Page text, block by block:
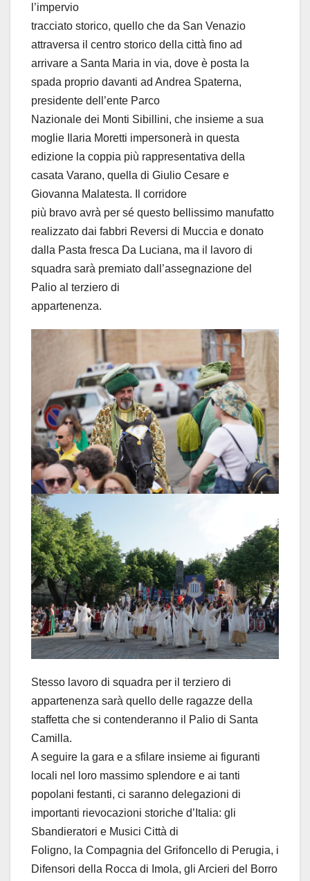
l’impervio
tracciato storico, quello che da San Venazio
attraversa il centro storico della città fino ad
arrivare a Santa Maria in via, dove è posta la
spada proprio davanti ad Andrea Spaterna,
presidente dell’ente Parco
Nazionale dei Monti Sibillini, che insieme a sua
moglie Ilaria Moretti impersonerà in questa
edizione la coppia più rappresentativa della
casata Varano, quella di Giulio Cesare e
Giovanna Malatesta. Il corridore
più bravo avrà per sé questo bellissimo manufatto
realizzato dai fabbri Reversi di Muccia e donato
dalla Pasta fresca Da Luciana, ma il lavoro di
squadra sarà premiato dall’assegnazione del
Palio al terziero di
appartenenza.
Stesso lavoro di squadra per il terziero di
appartenenza sarà quello delle ragazze della
staffetta che si contenderanno il Palio di Santa
Camilla.
A seguire la gara e a sfilare insieme ai figuranti
locali nel loro massimo splendore e ai tanti
popolani festanti, ci saranno delegazioni di
importanti rievocazioni storiche d’Italia: gli
Sbandieratori e Musici Città di
Foligno, la Compagnia del Grifoncello di Perugia, i
Difensori della Rocca di Imola, gli Arcieri del Borro